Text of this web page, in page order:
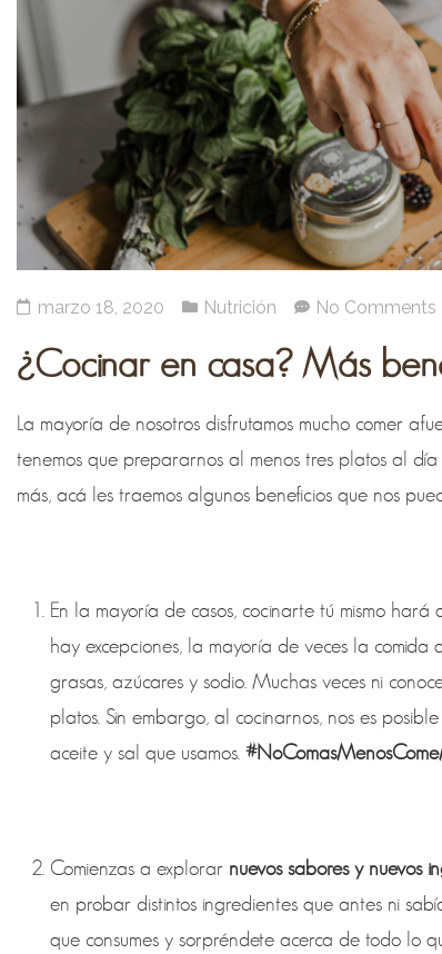
marzo 18, 2020 Nutrición No Comments
¿Cocinar en casa? Más
La mayoría de nosotros disfrutamos mucho comer
tenemos que prepararnos al menos tres platos al
más, acá les traemos algunos beneficios que nos
En la mayoría de casos, cocinarte tú mismo hará
hay excepciones, la mayoría de veces la
grasas, azúcares y sodio. Muchas veces ni
platos. Sin embargo, al cocinarnos, nos es
aceite y sal que usamos.
Comienzas a explorar nuevos sabores y nuevos
en probar distintos ingredientes que antes ni
que consumes y sorpréndete acerca de todo lo